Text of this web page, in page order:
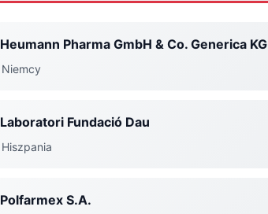
Heumann Pharma GmbH & Co. Generica KG
Niemcy
Laboratori Fundació Dau
Hiszpania
Polfarmex S.A.